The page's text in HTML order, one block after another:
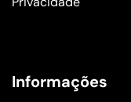
Informações